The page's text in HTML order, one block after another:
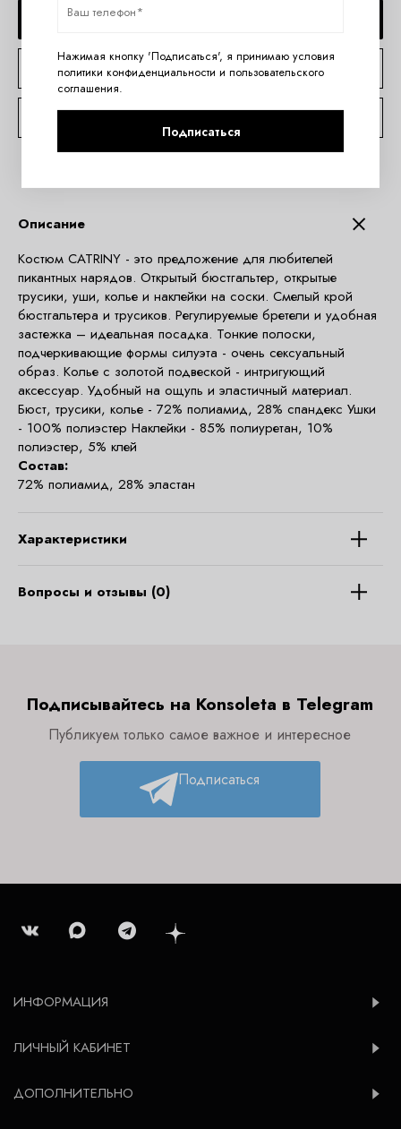
ДОБАВИТЬ В КОРЗИНУ
КУПИТЬ В 1 КЛИК
Описание
Костюм CATRINY - это предложение для любителей
пикантных нарядов. Открытый бюстгальтер, открытые
трусики, уши, колье и наклейки на соски. Смелый крой
бюстгальтера и трусиков. Регулируемые бретели и удобная
застежка – идеальная посадка. Тонкие полоски,
подчеркивающие формы силуэта - очень сексуальный
образ. Колье с золотой подвеской - интригующий
аксессуар. Удобный на ощупь и эластичный материал.
Бюст, трусики, колье - 72% полиамид, 28% спандекс Ушки
- 100% полиэстер Наклейки - 85% полиуретан, 10%
полиэстер, 5% клей
Состав:
72% полиамид, 28% эластан
Характеристики
Вопросы и отзывы (0)
Подписывайтесь на Konsoleta в Telegram
Публикуем только самое важное и интересное
Подписаться
ИНФОРМАЦИЯ
ЛИЧНЫЙ КАБИНЕТ
ДОПОЛНИТЕЛЬНО
Нажимая кнопку 'Подписаться', я принимаю условия
политики конфиденциальности и пользовательского
соглашения.
Подписаться